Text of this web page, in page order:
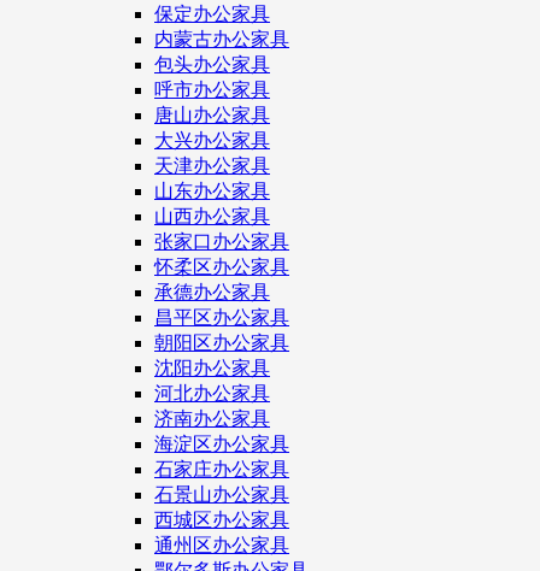
保定办公家具
内蒙古办公家具
包头办公家具
呼市办公家具
唐山办公家具
大兴办公家具
天津办公家具
山东办公家具
山西办公家具
张家口办公家具
怀柔区办公家具
承德办公家具
昌平区办公家具
朝阳区办公家具
沈阳办公家具
河北办公家具
济南办公家具
海淀区办公家具
石家庄办公家具
石景山办公家具
西城区办公家具
通州区办公家具